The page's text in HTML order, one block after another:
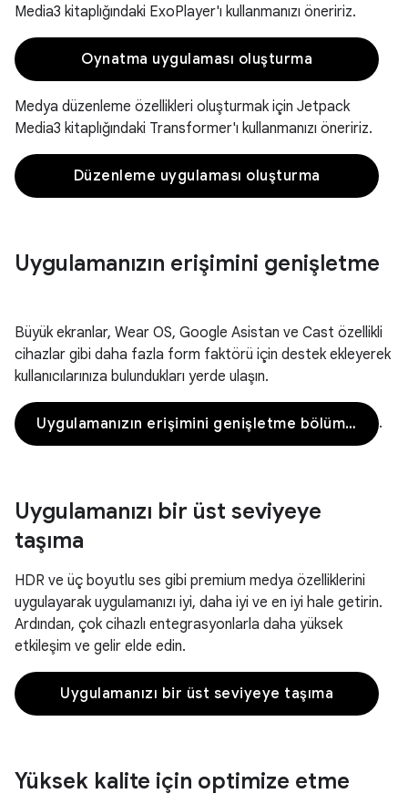
Media3 kitaplığındaki ExoPlayer'ı kullanmanızı öneririz.
Oynatma uygulaması oluşturma
Medya düzenleme özellikleri oluşturmak için Jetpack
Media3 kitaplığındaki Transformer'ı kullanmanızı öneririz.
Düzenleme uygulaması oluşturma
Uygulamanızın erişimini genişletme
Büyük ekranlar, Wear OS, Google Asistan ve Cast özellikli
cihazlar gibi daha fazla form faktörü için destek ekleyerek
kullanıcılarınıza bulundukları yerde ulaşın.
Uygulamanızın erişimini genişletme bölümüne gidin .
Uygulamanızı bir üst seviyeye
taşıma
HDR ve üç boyutlu ses gibi premium medya özelliklerini
uygulayarak uygulamanızı iyi, daha iyi ve en iyi hale getirin.
Ardından, çok cihazlı entegrasyonlarla daha yüksek
etkileşim ve gelir elde edin.
Uygulamanızı bir üst seviyeye taşıma
Yüksek kalite için optimize etme